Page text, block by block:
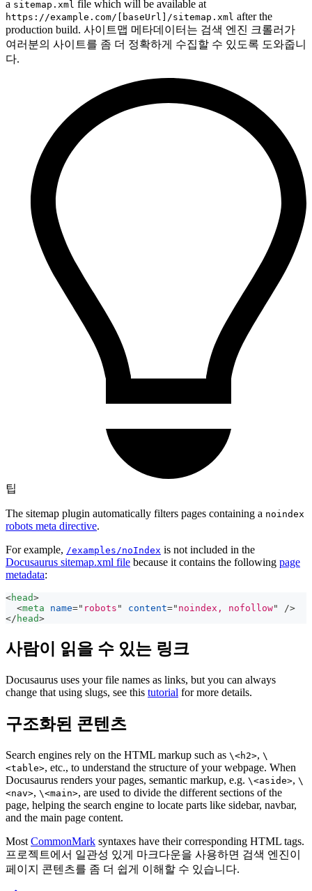
a sitemap.xml file which will be available at
https://example.com/[baseUrl]/sitemap.xml after the
production build. 사이트맵 메타데이터는 검색 엔진 크롤러가
여러분의 사이트를 좀 더 정확하게 수집할 수 있도록 도와줍니
다.
팁
The sitemap plugin automatically filters pages containing a noindex
robots meta directive.
For example, /examples/noIndex is not included in the
Docusaurus sitemap.xml file because it contains the following page
metadata:
<head>
<meta name=" robots " content=" noindex, nofollow"
/>
</ head>
사람이 읽을 수 있는 링크
Docusaurus uses your file names as links, but you can always
change that using slugs, see this tutorial for more details.
구조화된 콘텐츠
Search engines rely on the HTML markup such as \<h2>, \
<table>, etc., to understand the structure of your webpage. When
Docusaurus renders your pages, semantic markup, e.g. \<aside>, \
<nav>, \<main>, are used to divide the different sections of the
page, helping the search engine to locate parts like sidebar, navbar,
and the main page content.
Most CommonMark syntaxes have their corresponding HTML tags.
프로젝트에서 일관성 있게 마크다운을 사용하면 검색 엔진이
페이지 콘텐츠를 좀 더 쉽게 이해할 수 있습니다.